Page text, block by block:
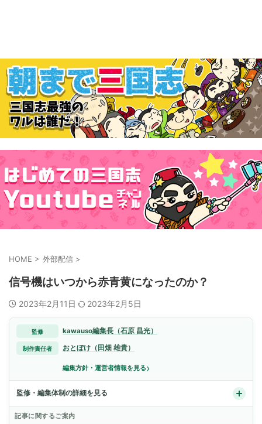
HOME > 外部配信 >
信号機はいつから赤青黄になったのか？
2023年2月11日 2023年2月5日
監修 kawauso編集長（石原 昌光）
制作責任者 おとぼけ（田畑 雄貴）
編集方針・運営者情報を見る›
監修・編集体制の詳細を見る
記事に関するご案内